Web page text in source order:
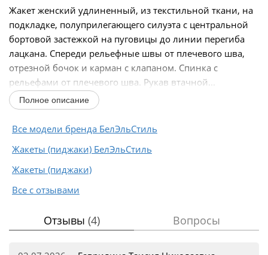
Жакет женский удлиненный, из текстильной ткани, на
подкладке, полуприлегающего силуэта с центральной
бортовой застежкой на пуговицы до линии перегиба
лацкана. Спереди рельефные швы от плечевого шва,
отрезной бочок и карман с клапаном. Спинка с
рельефами от плечевого шва. Рукав втачной...
Полное описание
Все модели бренда БелЭльСтиль
Жакеты (пиджаки) БелЭльСтиль
Жакеты (пиджаки)
Все с отзывами
Отзывы (4) Вопросы